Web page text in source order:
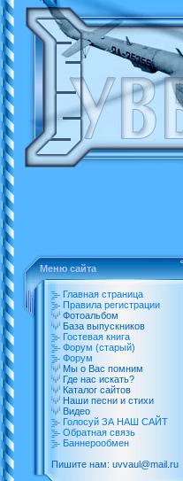
Меню сайта
Главная страница
Правила регистрации
Фотоальбом
База выпускников
Гостевая книга
Форум (старый)
Форум
Мы о Вас помним
Где нас искать?
Каталог сайтов
Наши песни и стихи
Видео
Голосуй ЗА НАШ САЙТ
Обратная связь
Баннерообмен
Пишите нам: uvvaul@mail.ru